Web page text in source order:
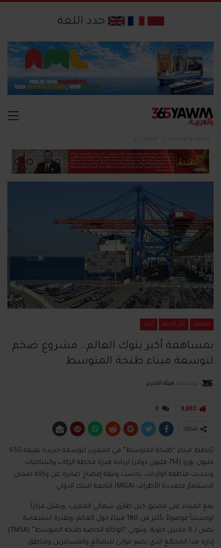
حدد اللغة
الصفحة الرئيسية
اقتصاد آخر الأخبار أخبار
بمساهمة أكبر بنوك العالم.. مشروع ضخم
لتوسعة ميناء طنجة المتوسط
بواسطة هيئة التحرير
0 9,883
شارك
يُخطط ميناء “طنجة المتوسط” في المغرب لتوسعة جديدة بقيمة 650
مليون يورو (714 مليون دولار) لزيادة قدرة محطة الركاب والشاحنات
وتحديث منطقة الواردات، بحسب وثيقة إفصاح صادرة عن وكالة ضمان
الاستثمار متعددة الأطراف (MIGA) التابعة للبنك الدولي.
يقع الميناء على مضيق جبل طارق شمالي المغرب، ويمثل مركزاً
لوجستياً موصولاً بأكثر من 180 ميناءً حول العالم، وبقدرة استيعابية
تصل لـ 9 ملايين حاوية، وتتولى “الوكالة الخاصة طنجة المتوسط” (TMSA)
إدارة هذا المجمّع الذي يضم موانئ للبضائع والمسافرين ومناطق